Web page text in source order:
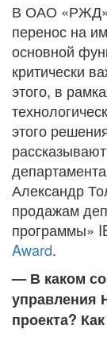
В ОАО «РЖД»
перенос на
основной
критически
этого, в
этого
Александр
продажам
программы»
Award.
— В каком
управления
проекта?